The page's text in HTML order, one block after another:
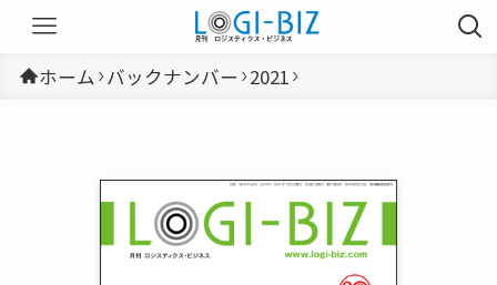
ホーム バックナンバー 2021